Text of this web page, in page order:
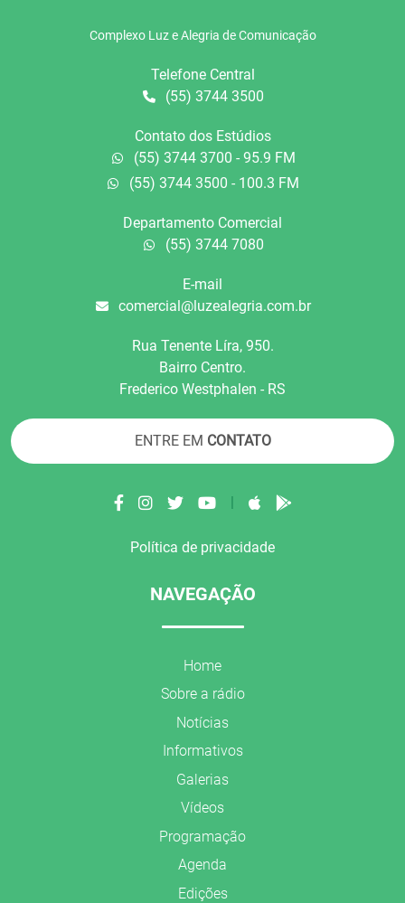
Complexo Luz e Alegria de Comunicação
Telefone Central
(55) 3744 3500
Contato dos Estúdios
(55) 3744 3700 - 95.9 FM
(55) 3744 3500 - 100.3 FM
Departamento Comercial
(55) 3744 7080
E-mail
comercial@luzealegria.com.br
Rua Tenente Líra, 950.
Bairro Centro.
Frederico Westphalen - RS
ENTRE EM CONTATO
|
Política de privacidade
NAVEGAÇÃO
Home
Sobre a rádio
Notícias
Informativos
Galerias
Vídeos
Programação
Agenda
Edições